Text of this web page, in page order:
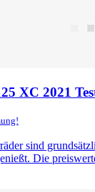
XC 2021
sind
Die